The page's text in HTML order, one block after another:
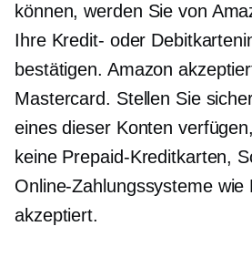
können, werden Sie von
Ihre Kredit- oder
bestätigen. Amazon
Mastercard. Stellen Sie
eines dieser Konten
keine Prepaid-Kreditkarten,
Online-Zahlungssysteme wie
akzeptiert.